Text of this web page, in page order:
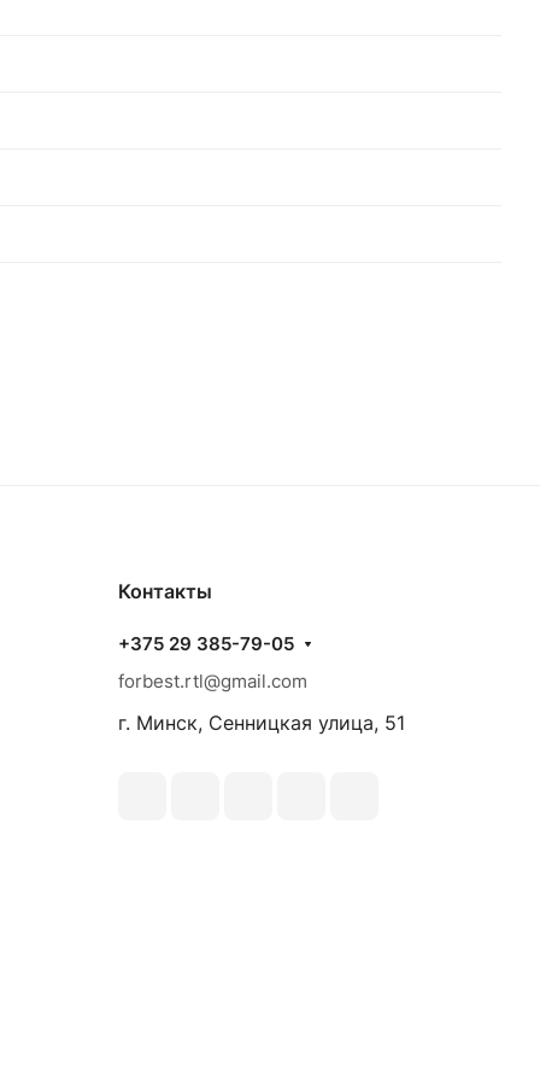
Контакты
+375 29 385-79-05
forbest.rtl@gmail.com
г. Минск, Сенницкая улица, 51